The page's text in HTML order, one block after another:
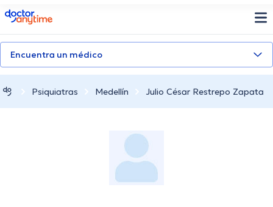
doctoranytime
Encuentra un médico
Psiquiatras Medellín Julio César Restrepo Zapata